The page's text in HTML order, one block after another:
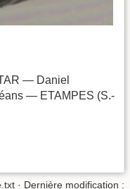
— Daniel
— ETAMPES (S.-
· Dernière modification :